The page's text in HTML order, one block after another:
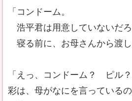
「コンドーム。
浩平君は用意していないだろ
寝る前に、お母さんから渡し
「えっ、コンドーム？ ピル？
彩は、母がなにを言っている